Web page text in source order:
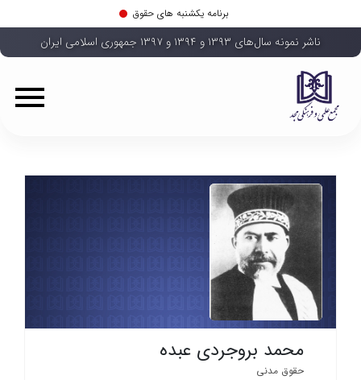
برنامه یکشنبه های حقوق
ناشر نمونه سال‌های ۱۳۹۳ و ۱۳۹۴ و ۱۳۹۷ جمهوری اسلامی ایران
محمد بروجردی عبده
حقوق مدنی